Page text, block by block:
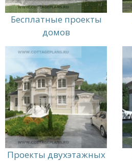
Бесплатные проекты
домов
Проекты двухэтажных